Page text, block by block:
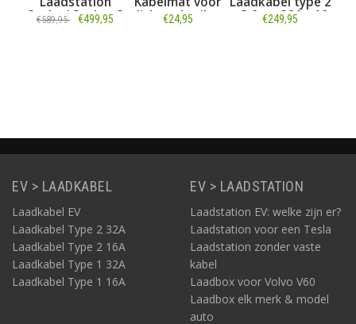
Socket 3
16A - 32A
€499,95
licht gebruik -
- 3 fase 32A - 10 Outlet/
EV > LAADKABEL
Laadkabel EV
Laadkabel Type 2 32A
Laadkabel Type 2 16A
Laadkabel Type 1 32A
Laadkabel Type 1 16A
EV > LAADSTATION
Laadstation EV: welke zijn er?
Laadstation voor een Tesla
Laadstation zonder vaste
kabel
Laadbox voor Volvo V60
Laadbox elk merk & model
auto